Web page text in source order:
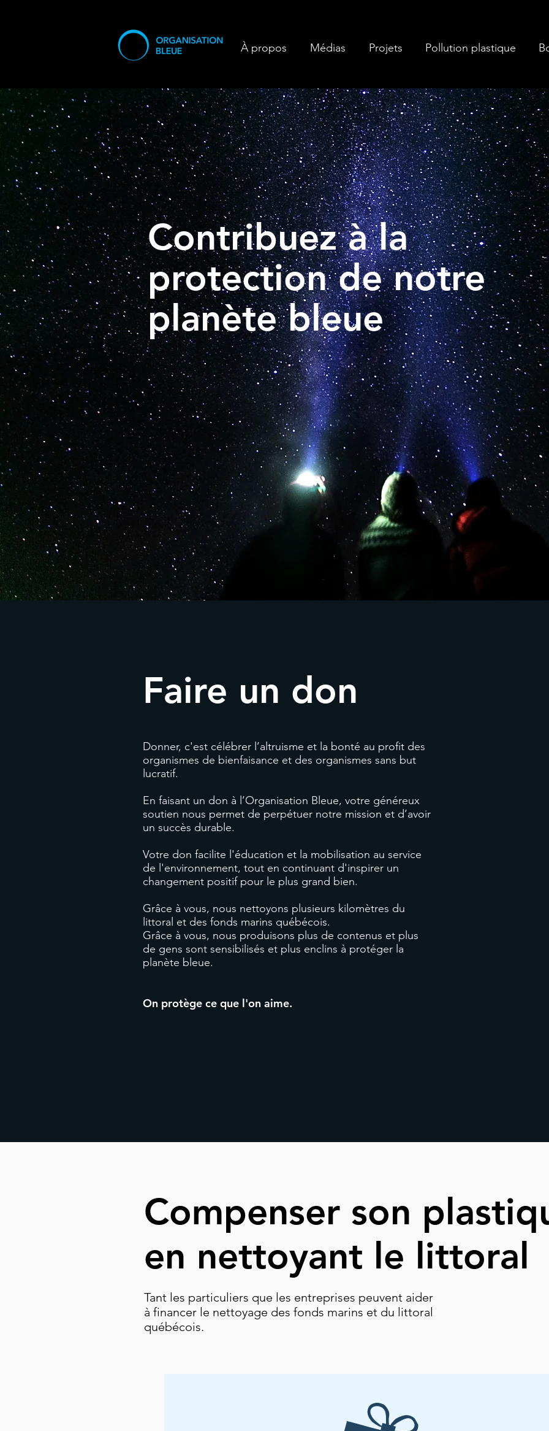
À propos Médias Projets Pollution plastique
Contribuez à la
protectionde notre
planète bleue
Faire un don
Donner, c'est célébrer l’altruisme et la bonté au profit des
organismes de bienfaisance et des organismes sans but
lucratif.
En faisant un don à l’Organisation Bleue, votre généreux
soutien nous permet de perpétuer notre mission et d’avoir
un succès durable.
Votre don facilite l'éducation et la mobilisation au service
de l'environnement, tout en continuant d'inspirer un
changement positif pour le plus grand bien.
Grâce à vous, nous nettoyons plusieurs kilomètres du
littoral et des fonds marins québécois.
Grâce à vous, nous produisons plus de contenus et plus
de gens sont sensibilisés et plus enclins à protéger la
planète bleue.
On protège ce que l'on aime.
Compenser son
en nettoyant le littoral
Tant les particuliers que les entreprises peuvent aider
à financer le nettoyage des fonds marins et du littoral
québécois.